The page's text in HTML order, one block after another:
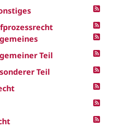
Teil
Teil